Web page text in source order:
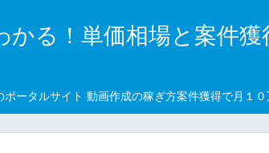
かる！単価相場と案件
ポータルサイト 動画作成の稼ぎ方案件獲得で月１